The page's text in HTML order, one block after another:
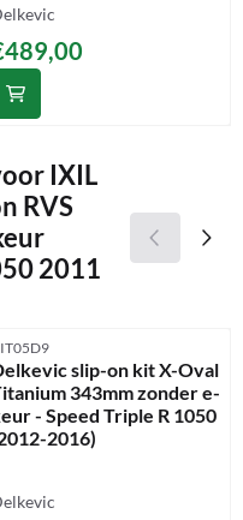
489,00
IXIL
RVS
2011
slip-on kit X-Oval
343mm zonder e-
- Speed Triple R 1050
2016)